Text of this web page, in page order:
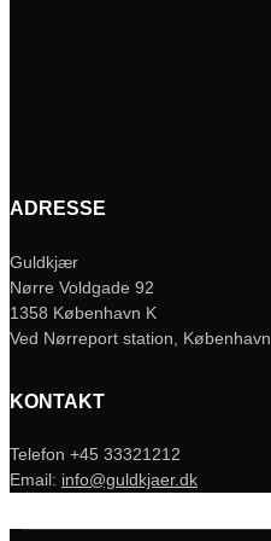
ADRESSE
Guldkjær
Nørre Voldgade 92
1358 København K
Ved Nørreport station, København
KONTAKT
Telefon +45 33321212
Email: info@guldkjaer.dk